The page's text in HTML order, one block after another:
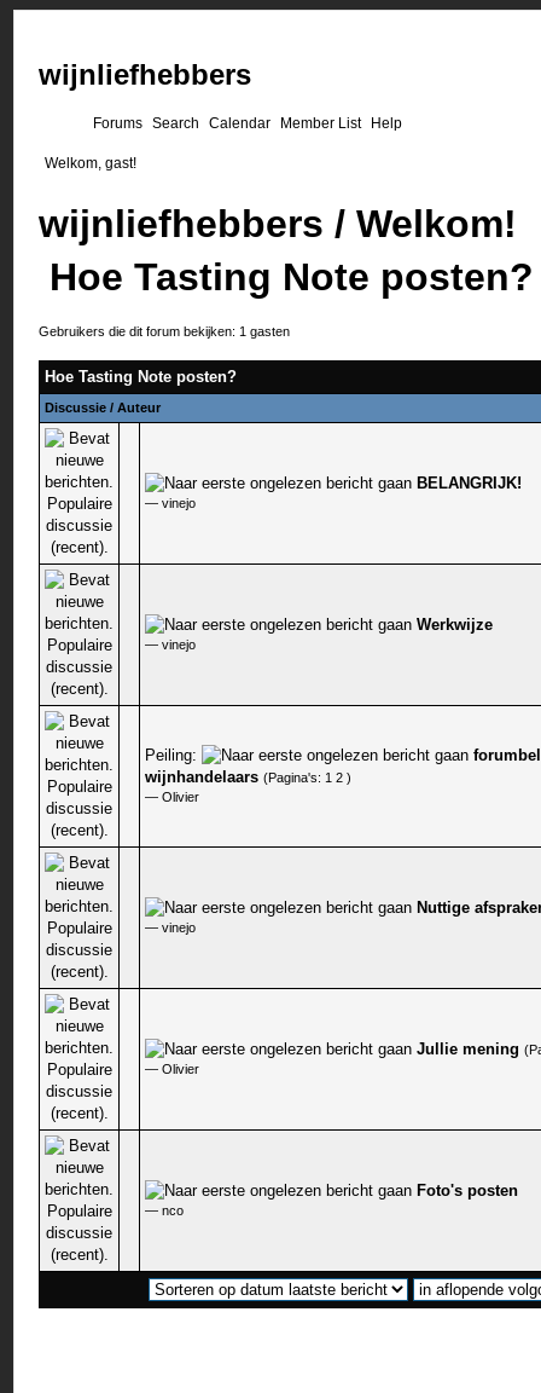
wijnliefhebbers
Forums Search Calendar Member List Help
Welkom, gast!
wijnliefhebbers /Welkom!
Hoe Tasting Note posten?
Gebruikers die dit forum bekijken: 1 gasten
Hoe Tasting Note posten?
Discussie /Auteur
BELANGRIJK!
—vinejo
0 stem - 0 van 5 gemiddeld
Werkwijze
—vinejo
0 stem - 0 van 5 gemiddeld
Peiling:
wijnhandelaars (Pagina's: 1 2 )
—Olivier
0 stem - 0 van 5 gemiddeld
Nuttige
—vinejo
0 stem - 0 van 5 gemiddeld
Jullie mening
—Olivier
0 stem - 0 van 5 gemiddeld
Foto's posten
—nco
0 stem - 0 van 5 gemiddeld